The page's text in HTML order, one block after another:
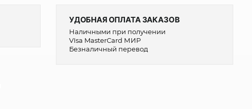
УДОБНАЯ ОПЛАТА ЗАКАЗОВ
Наличными при получении
VIsa MasterCard МИР
Безналичный перевод